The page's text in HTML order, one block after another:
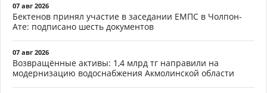
07 авг 2026
Бектенов принял участие в заседании ЕМПС в Чолпон-
Ате: подписано шесть документов
07 авг 2026
Возвращённые активы: 1,4 млрд тг направили на
модернизацию водоснабжения Акмолинской области